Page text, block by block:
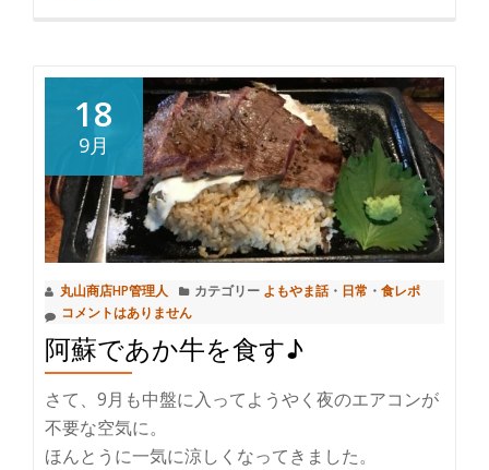
鍋
と
は
全
然
違
い
ま
す。
ホ
モ
ン
18
9月
丸山商店HP管理人 カテゴリー よもやま話・ 日常 ・ 食レポ
コメントはありません
阿蘇であか牛を食す♪
さて、9月も中盤に入ってようやく夜のエアコンが
不要な空気に。
ほんとうに一気に涼しくなってきました。